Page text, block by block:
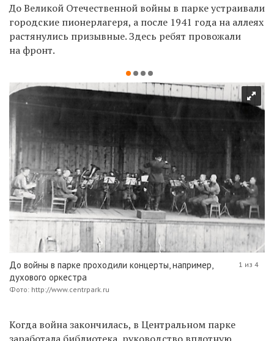
До Великой Отечественной войны в парке устраивали
городские пионерлагеря, а после 1941 года на аллеях
растянулись призывные. Здесь ребят провожали
на фронт.
До войны в парке проходили концерты, например,
духового оркестра
Фото: http://www.centrpark.ru
1 из 4
Когда война закончилась, в Центральном парке
заработала библиотека, руководство вплотную